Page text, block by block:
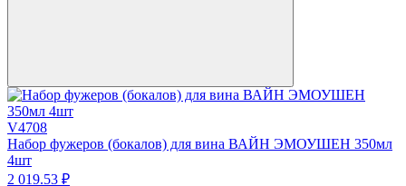
V4708
Набор фужеров (бокалов) для вина ВАЙН ЭМОУШЕН 350мл
4шт
2 019.53 ₽